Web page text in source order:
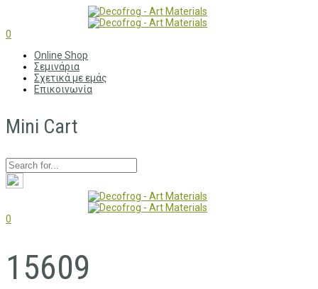
0
Online Shop
Σεμινάρια
Σχετικά με εμάς
Επικοινωνία
Mini Cart
0
15609